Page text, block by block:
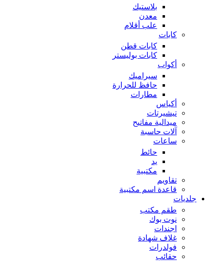
بلاستيك
معدن
علب أقلام
كابات
كابات قطن
كابات بوليستر
أكواب
سيراميك
حافظ للحرارة
مطارات
أكياس
تيشيرتات
ميدالية مفاتيح
آلات حاسبة
ساعات
حائط
يد
مكتبية
تقاويم
قاعدة اسم مكتبية
جلديات
طقم مكتب
نوت بوك
اجندات
غلاف شهادة
فولدرات
حقائب